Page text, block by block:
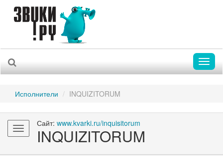
Исполнители INQUIZITORUM
Toggle
navigation
Сайт: www.kvarki.ru/inquisitorum
INQUIZITORUM